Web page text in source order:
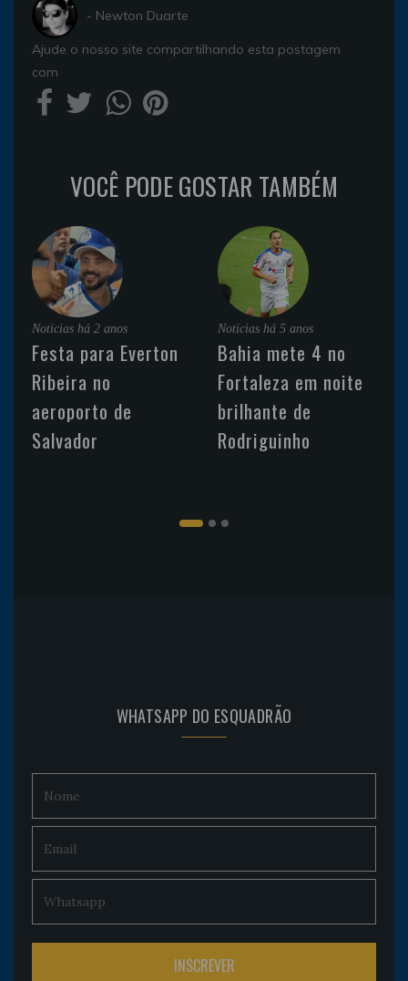
- Newton Duarte
Ajude o nosso site compartilhando esta postagem
com
VOCÊ PODE GOSTAR TAMBÉM
Noticias há 2 anos
Festa para Everton
Ribeira no
aeroporto de
Salvador
Noticias há 5 anos
Bahia mete 4 no
Fortaleza em noite
brilhante de
Rodriguinho
WHATSAPP DO ESQUADRÃO